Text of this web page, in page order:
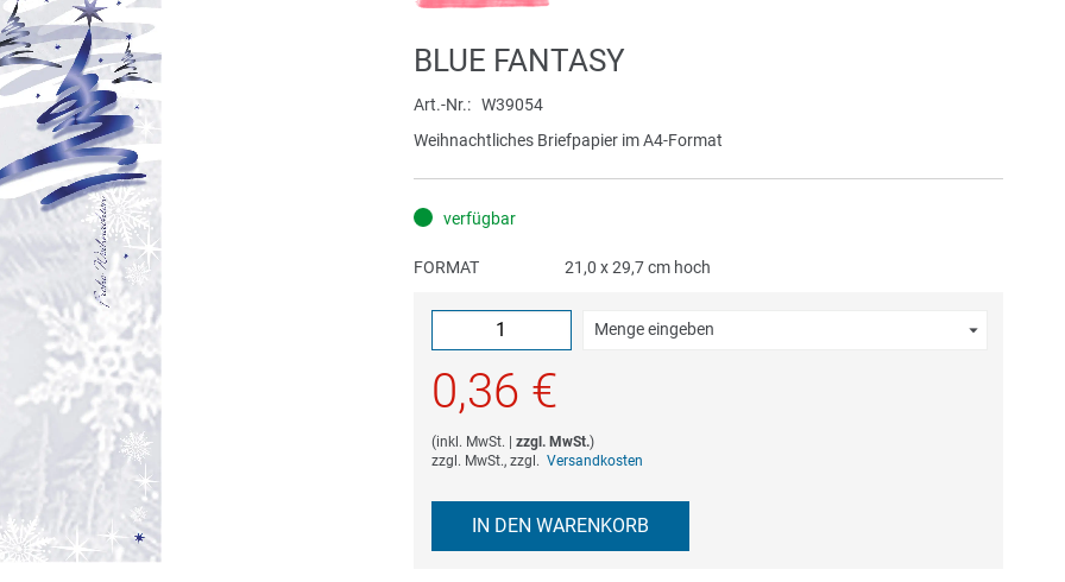
BLUE FANTASY
Art.-Nr.
W39054
Weihnachtliches Briefpapier im A4-Format
verfügbar
FORMAT 21,0 x 29,7 cm hoch
Menge eingeben
0,36 €
(inkl. MwSt. | zzgl. MwSt.)
zzgl. MwSt., zzgl. Versandkosten
IN DEN WARENKORB